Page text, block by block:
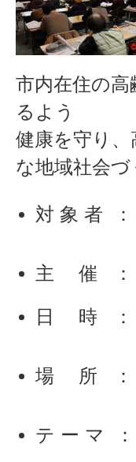
市内在住の
るよう
健康を守り
な地域社会
対 象 者 ：
主 催 ：
日 時 ：
場 所 ：
テ ー マ